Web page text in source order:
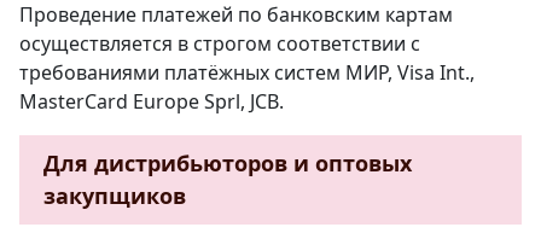
Для дистрибьюторов и оптовых
закупщиков
Проведение платежей по банковским картам
осуществляется в строгом соответствии с
требованиями платёжных систем МИР, Visa Int.,
MasterCard Europe Sprl, JCB.